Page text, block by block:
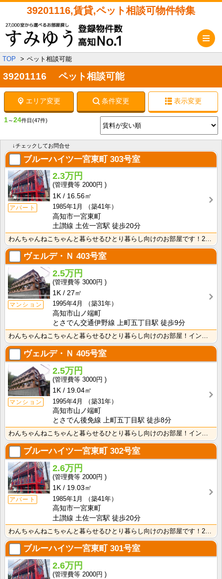
39201116,賃貸,ペット相談可物件特集
TOP ペット相談可能
39201116 ペット相談可能
エリア変更 条件変更 表示変更
1～24件目 (47件)
↓チェックしてお問合せ
ブルーハイツ一宮東町303号室
アパート
2.3万円
2000円
1K
16.56㎡
1985年1月
（築41年）
高知市一宮東町
土讃線 土佐一宮駅 徒歩20分
わんちゃんねこちゃんと暮らせるひとり暮らし向けのお部屋です！2026年6月下旬、ネット無料（Wi-F･･･
ヴェルデ・Ｎ 403号室
マンション
2.5万円
3000円
1K
27㎡
1995年4月
（築31年）
高知市山ノ端町
とさでん交通伊野線 上町五丁目駅 徒歩9分
わんちゃんねこちゃんと暮らせるひとり暮らし向けのお部屋！インターネット月額接続使用無料なので、月々の･･･
ヴェルデ・Ｎ 405号室
マンション
2.5万円
3000円
1K
19.04㎡
1995年4月
（築31年）
高知市山ノ端町
とさでん後免線 上町五丁目駅 徒歩8分
わんちゃんねこちゃんと暮らせるひとり暮らし向けのお部屋！インターネット月額接続使用無料なので、月々の･･･
ブルーハイツ一宮東町 302号室
アパート
2.6万円
2000円
1K
19.03㎡
1985年1月
（築41年）
高知市一宮東町
土讃線 土佐一宮駅 徒歩20分
ブルーハイツ一宮東町 301号室
2.6万円
2000円